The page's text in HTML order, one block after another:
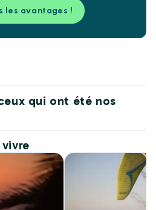
les avantages !
qui ont été nos